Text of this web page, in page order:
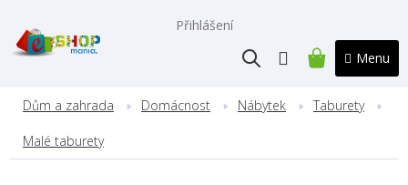
obsah
Přihlášení
NÁKUPNÍ
Dům a zahrada Domácnost Nábytek Taburety
Malé taburety